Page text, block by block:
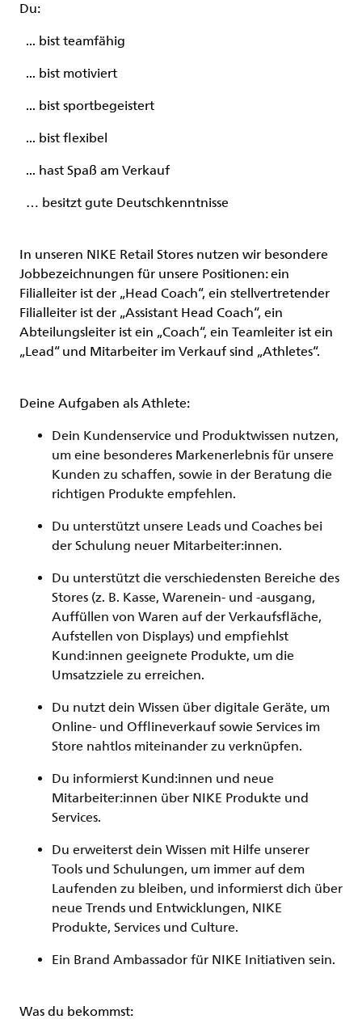
Du:
... bist teamfähig
... bist motiviert
... bist sportbegeistert
... bist flexibel
... hast Spaß am Verkauf
… besitzt gute Deutschkenntnisse
In unseren NIKE Retail Stores nutzen wir besondere
Jobbezeichnungen für unsere Positionen: ein
Filialleiter ist der „Head Coach“, ein stellvertretender
Filialleiter ist der „Assistant Head Coach“, ein
Abteilungsleiter ist ein „Coach“, ein Teamleiter ist ein
„Lead“ und Mitarbeiter im Verkauf sind „Athletes“.
Deine Aufgaben als Athlete:
Dein Kundenservice und Produktwissen nutzen,
um eine besonderes Markenerlebnis für unsere
Kunden zu schaffen, sowie in der Beratung die
richtigen Produkte empfehlen.
Du unterstützt unsere Leads und Coaches bei
der Schulung neuer Mitarbeiter:innen.
Du unterstützt die verschiedensten Bereiche des
Stores (z. B. Kasse, Warenein- und -ausgang,
Auffüllen von Waren auf der Verkaufsfläche,
Aufstellen von Displays) und empfiehlst
Kund:innen geeignete Produkte, um die
Umsatzziele zu erreichen.
Du nutzt dein Wissen über digitale Geräte, um
Online- und Offlineverkauf sowie Services im
Store nahtlos miteinander zu verknüpfen.
Du informierst Kund:innen und neue
Mitarbeiter:innen über NIKE Produkte und
Services.
Du erweiterst dein Wissen mit Hilfe unserer
Tools und Schulungen, um immer auf dem
Laufenden zu bleiben, und informierst dich über
neue Trends und Entwicklungen, NIKE
Produkte, Services und Culture.
Ein Brand Ambassador für NIKE Initiativen sein.
Was du bekommst: